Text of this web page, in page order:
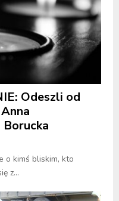
Odeszli od
o kimś bliskim, kto
z...